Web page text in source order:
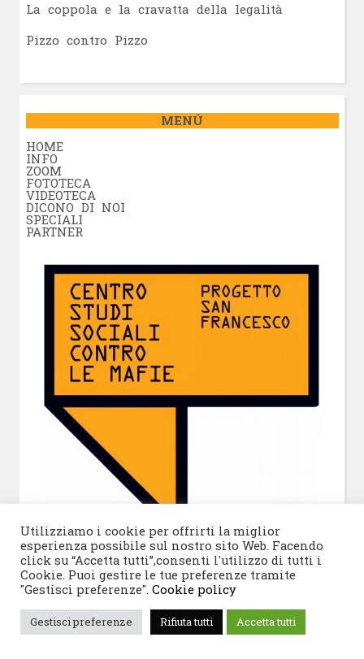
La coppola e la cravatta della legalità
Pizzo contro Pizzo
MENÚ
HOME
INFO
ZOOM
FOTOTECA
VIDEOTECA
DICONO DI NOI
SPECIALI
PARTNER
Dal bene confiscato al bene comune
Utilizziamo i cookie per offrirti la miglior
esperienza possibile sul nostro sito Web. Facendo
click su “Accetta tutti”,consenti l'utilizzo di tutti i
Cookie. Puoi gestire le tue preferenze tramite
"Gestisci preferenze". Cookie policy
Gestisci preferenze Rifiuta tutti Accetta tutti